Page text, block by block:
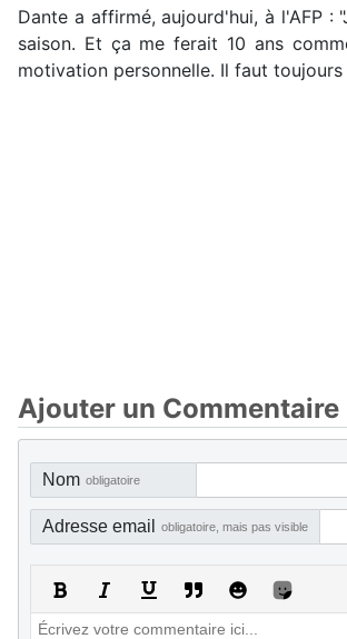
Dante a affirmé, aujourd'hui, à l'AFP
saison. Et ça me ferait 10 ans
motivation personnelle. Il faut
Ajouter un Commentaire
Nom obligatoire
Adresse email obligatoire, mais pas visible